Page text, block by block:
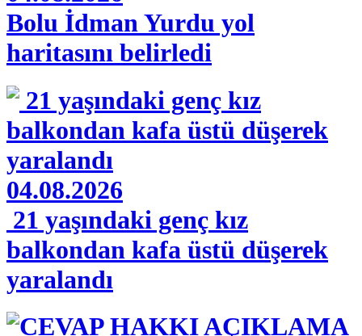
Bolu İdman Yurdu yol
haritasını belirledi
04.08.2026
21 yaşındaki genç kız
balkondan kafa üstü düşerek
yaralandı